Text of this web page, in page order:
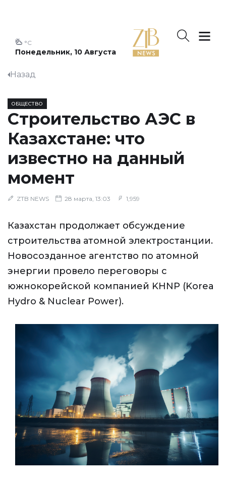
Понедельник, 10 Августа
°C
Назад
ОБЩЕСТВО
Строительство АЭС в
Казахстане: что
известно на данный
момент
ZTB NEWS 28 марта, 13:03 1,959
Казахстан продолжает обсуждение
строительства атомной электростанции.
Новосозданное агентство по атомной
энергии провело переговоры с
южнокорейской компанией KHNP (Korea
Hydro & Nuclear Power).